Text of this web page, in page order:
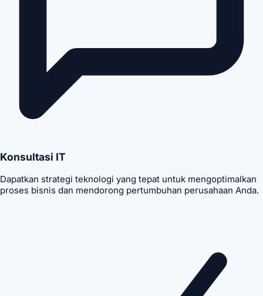
Konsultasi IT
Dapatkan strategi teknologi yang tepat untuk mengoptimalkan
proses bisnis dan mendorong pertumbuhan perusahaan Anda.